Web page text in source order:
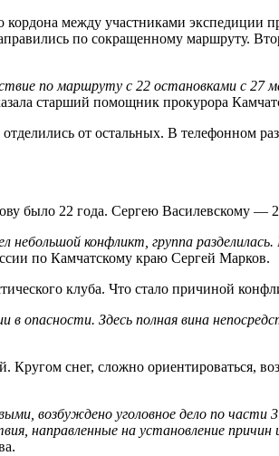
между участниками экспедиции
по сокращенному маршруту.
по маршруту с 22 остановками с
старший помощник прокурора
от остальных. В телефонном
было 22 года. Сергею Василевскому —
конфликт, группа разделилась.
по Камчатскому краю Сергей Марков.
клуба. Что стало причиной
опасности. Здесь полная вина
снег, сложно ориентироваться,
возбуждено уголовное дело по части
направленные на установление